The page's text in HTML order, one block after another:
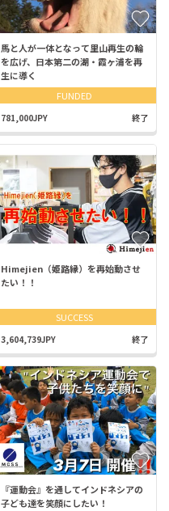
馬と人が一体となって里山再生の輪
を広げ、日本第二の湖・霞ヶ浦を再
生に導く
FUNDED
781,000JPY 終了
Himejien（姫路縁）を再始動させ
たい！！
SUCCESS
3,604,739JPY 終了
『運動会』を通してインドネシアの
子ども達を笑顔にしたい！